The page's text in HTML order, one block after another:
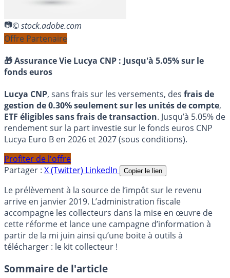
© stock.adobe.com
Offre Partenaire
🎁 Assurance Vie Lucya CNP : Jusqu'à 5.05% sur le
fonds euros
Lucya CNP, sans frais sur les versements, des frais de
gestion de 0.30% seulement sur les unités de compte,
ETF éligibles sans frais de transaction. Jusqu’à 5.05% de
rendement sur la part investie sur le fonds euros CNP
Lucya Euro B en 2026 et 2027 (sous conditions).
Profiter de l'offre
Partager : X (Twitter) LinkedIn Copier le lien
Le prélèvement à la source de l’impôt sur le revenu
arrive en janvier 2019. L’administration fiscale
accompagne les collecteurs dans la mise en œuvre de
cette réforme et lance une campagne d’information à
partir de la mi juin ainsi qu’une boite à outils à
télécharger : le kit collecteur !
Sommaire de l'article